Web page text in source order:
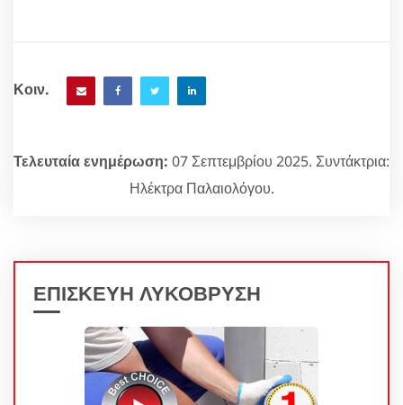
Κοιν.
Τελευταία ενημέρωση: 07 Σεπτεμβρίου 2025. Συντάκτρια:
Ηλέκτρα Παλαιολόγου.
ΕΠΙΣΚΕΥΗ ΛΥΚΟΒΡΥΣΗ